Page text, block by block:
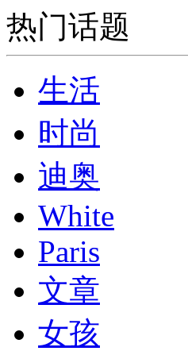
热门话题
生活
时尚
迪奥
White
Paris
文章
女孩